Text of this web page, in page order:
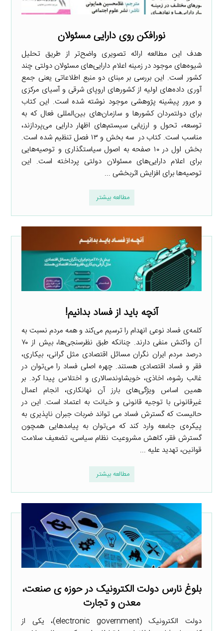
نورافکن روی دارایی مسئولان
هدف این مطالعه ارائه تصویری واضح‌تر از طریق تحلیل
شیوه‌های موجود در زمینه اعلام دارایی‌های مسئولان دولتی چند
کشور است. این بررسی بر مبنای دو منبع اطلاعاتی یعنی جمع
آوری داده‌های اولیه از کشورهای اروپای شرقی و آسیای مرکزی
و مرور پیشینه پژوهشی موجود نوشته شده است. این کتاب
برای دولتمردان کشورها و سازمان‌های بین‌المللی فعال که به
توسعه، تحول و ارزیابی سیستم‌های اظهار دارایی می‌پردازند،
مناسب است. کتاب در سه بخش و ۱۳ فصل تنظیم شده است.
بخش اول در ۱۰ صفحه به اصول سیاستگذاری و توصیه‌هایی
برای اعلام دارایی‌های مسئولان دولتی پرداخته است. این
توصیه‌ها برای افزایش اثربخشی ...
مطالعه بیشتر
آنچه باید از فساد بدانیم!
کلمه‌ی فساد نوعی انهدام را ترسیم می‌کند و همه مردم نسبت به
آن واکنش منفی دارند. چنانکه طبق نظرسنجی‌ها، بیش از ۷۰
درصد مردم ایران نگران مسائل اقتصادی مثل گرانی، بیکاری،
فقر و فساد اقتصادی هستند. چهره اصلی فساد را می‌توان در
غالب رشوه، اخاذی، خویشاوندسالاری و اختلاس پیدا کرد. بر
همین اساس ویژگی‌های بارز آن نهانکاری، انجام اعمال
غیرقانونی با توجیه قانونی و خیانت به اعتماد است. این در
حالیست که گسترش فساد می تواند ضربات جبران ناپذیری به
پیکره‌ی جامعه وارد کند که می‌توان به پیامدهایی همچون
گسترش فقر، کاهش مشروعیت نظام سیاسی، تضعیف سلامت
قوانین، تهدید علیه ...
مطالعه بیشتر
بلوغ نارس دولت الکترونیک در حوزه­ ی صنعت،
معدن و تجارت
دولت الکترونیک (electronic government)، یکی از